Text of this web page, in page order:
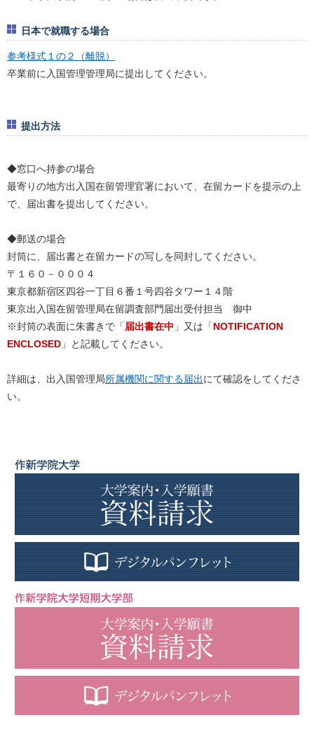
日本で就職する場合
参考様式１の２（離脱）
卒業前に入国管理管理局に提出してください。
提出方法
◆窓口へ持参の場合
最寄りの地方出入国在留管理官署において、在留カードを提示の上
で、届出書を提出してください。
◆郵送の場合
封筒に、届出書と在留カードの写しを同封してください。
〒１６０－０００４
東京都新宿区四谷一丁目６番１号四谷タワー１４階
東京出入国在留管理局在留調査部門届出受付担当 御中
※封筒の表面に朱書きで「届出書在中 」又は「NOTIFICATION
ENCLOSED 」と記載してください。
詳細は、出入国管理局所属機関に関する届出にて確認をしてくださ
い。